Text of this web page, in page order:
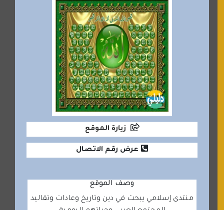
زيارة الموقع
عرض رقم الاتصال
وصف الموقع
منتدى إسلامي يبحث في دين وتاريخ وعادات وتقاليد